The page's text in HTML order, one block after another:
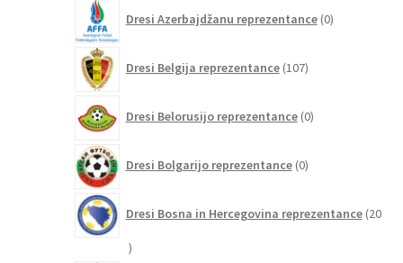
Dresi Azerbajdžanu reprezentance 0izdelkov
Dresi Belgija reprezentance 107izdelkov
Dresi Belorusijo reprezentance 0izdelkov
Dresi Bolgarijo reprezentance 0izdelkov
Dresi Bosna in Hercegovina reprezentance 20
20